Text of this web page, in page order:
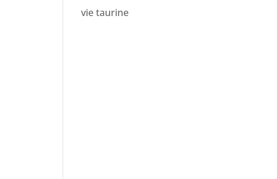
vie taurine